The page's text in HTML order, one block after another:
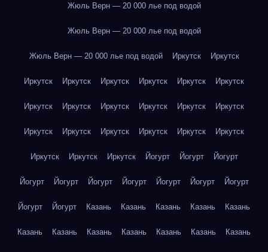
Жюль Верн — 20 000 лье под водой
Жюль Верн — 20 000 лье под водой
Жюль Верн — 20 000 лье под водой Иркутск Иркутск
Иркутск Иркутск Иркутск Иркутск Иркутск Иркутск
Иркутск Иркутск Иркутск Иркутск Иркутск Иркутск
Иркутск Иркутск Иркутск Иркутск Иркутск Иркутск
Иркутск Иркутск Иркутск Йогурт Йогурт Йогурт
Йогурт Йогурт Йогурт Йогурт Йогурт Йогурт Йогурт
Йогурт Йогурт Казань Казань Казань Казань Казань
Казань Казань Казань Казань Казань Казань Казань